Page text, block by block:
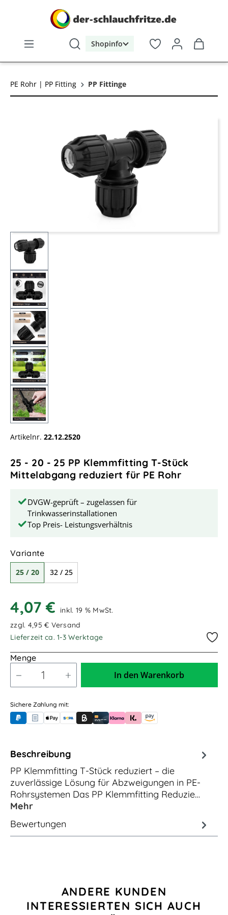
Shopinfo
PE Rohr | PP Fitting PP Fittinge
Artikelnr. 22.12.2520
25 - 20 - 25 PP Klemmfitting T-Stück
Mittelabgang reduziert für PE Rohr
DVGW-geprüft – zugelassen für
Trinkwasserinstallationen
Top Preis- Leistungsverhältnis
Varianteauswählen
25 / 20 32 / 25
4,07 €
inkl. 19 % MwSt.
zzgl. 4,95 € Versand
Lieferzeit ca. 1-3 Werktage
Menge
In den Warenkorb
Sichere Zahlung mit:
PayPalRechnungskauf (für Behörden)
Apple PayBanküberweisung (vorab)
Rechnungskauf (Billie)
Kreditkarte
Rechnung oder Ratenkauf (Klarna)
Sofortüberweisung (Klarna)
Amazon Pay
Beschreibung
PP Klemmfitting T-Stück reduziert – die
zuverlässige Lösung für Abzweigungen in PE-
Rohrsystemen Das PP Klemmfitting Reduzie…
Mehr
Bewertungen
Produktgalerie überspringen
ANDERE KUNDEN
INTERESSIERTEN SICH AUCH